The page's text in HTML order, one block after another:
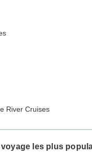
River Cruises
les plus